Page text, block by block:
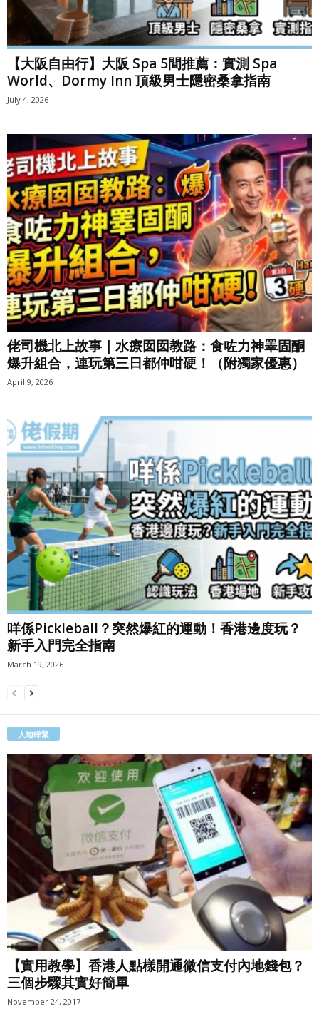
【大阪自由行】大阪 Spa 5間推薦：實測 Spa
World、Dormy Inn 頂級男士隱密桑拿指南
July 4, 2026
佬司機北上故事｜水療囡囡教路：食咗力神睪固酮
爆升組合，連玩第三日都仲咁硬！（附獨家優惠）
April 9, 2026
咩係Pickleball？突然爆紅的運動！香港邊度玩？
新手入門完全指南
March 19, 2026
人地睇緊
【實用教學】香港人點樣開通微信支付內地錢包？
三個步驟其實好簡單
November 24, 2017